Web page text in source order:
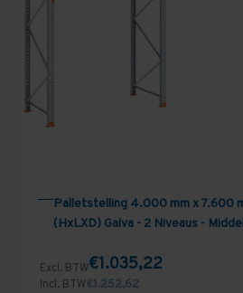
Palletstelling 4.000 mm x 7.600
(HxLXD) Galva - 2 Niveaus -
Excl. BTW€1.035,22
Incl. BTW€1.252,62